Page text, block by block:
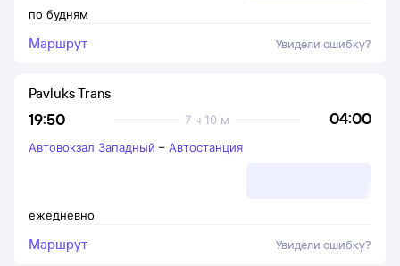
по будням
Маршрут Увидели ошибку?
19:50 04:00
7 ч 10 м
Pavluks Trans
ежедневно
Автовокзал Западный – Автостанция
Маршрут Увидели ошибку?